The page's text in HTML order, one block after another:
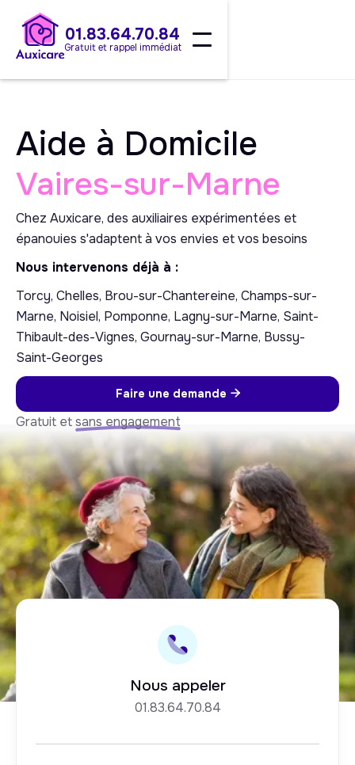
01.83.64.70.84
Gratuit et rappel immédiat
Aide à Domicile
Vaires-sur-Marne
Chez Auxicare, des auxiliaires expérimentées et
épanouies s'adaptent à vos envies et vos besoins
Nous intervenons déjà à :
Torcy, Chelles, Brou-sur-Chantereine, Champs-sur-
Marne, Noisiel, Pomponne, Lagny-sur-Marne, Saint-
Thibault-des-Vignes, Gournay-sur-Marne, Bussy-
Saint-Georges
Faire une demande 
Gratuit etsans engagement
Nous appeler
01.83.64.70.84